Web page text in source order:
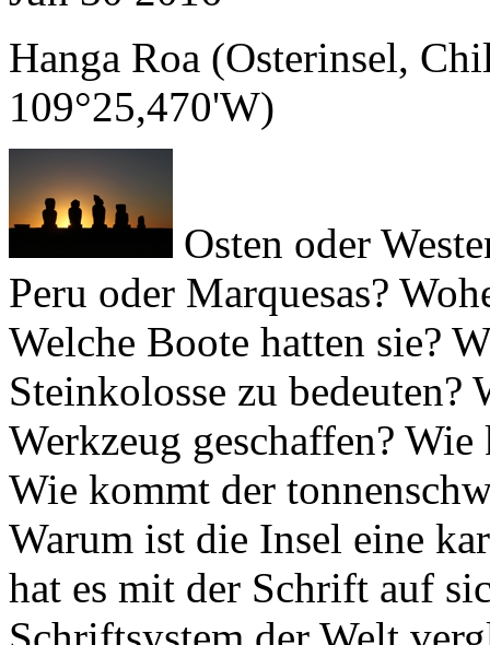
109°25,470'W)
Peru oder Marquesas?
Welche Boote hatten sie?
Steinkolosse zu bedeuten?
Werkzeug geschaffen?
Wie kommt der
Warum ist die Insel eine
hat es mit der Schrift auf
Schriftsystem der Welt
Insulaner unverkennbar